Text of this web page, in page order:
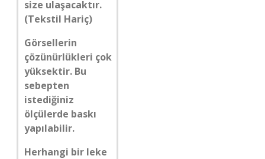
size ulaşacaktır.
(Tekstil Hariç)
Görsellerin
çözünürlükleri çok
yüksektir. Bu
sebepten
istediğiniz
ölçülerde baskı
yapılabilir.
Herhangi bir leke